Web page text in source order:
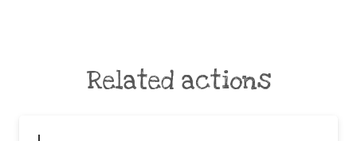
Related actions